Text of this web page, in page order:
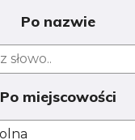
Po nazwie
Po miejscowości